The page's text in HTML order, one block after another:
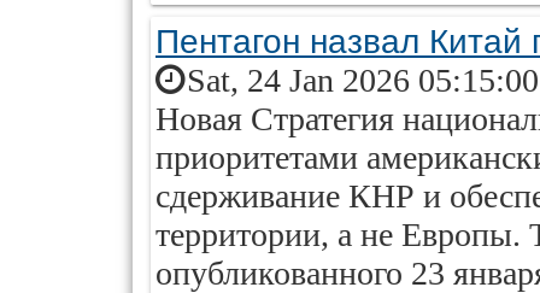
Пентагон назвал
Sat, 24 Jan 2026
Новая Стратегия
приоритетами
сдерживание КНР и
территории, а не Европы.
опубликованного 23